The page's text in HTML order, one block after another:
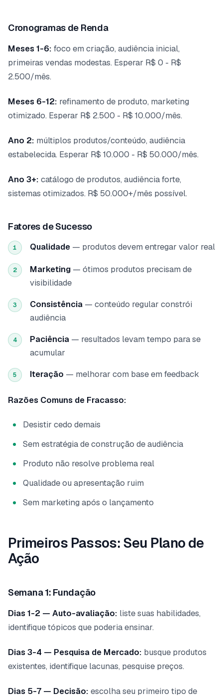
Cronogramas de Renda
Meses 1-6: foco em criação, audiência inicial,
primeiras vendas modestas. Esperar R$ 0 - R$
2.500/mês.
Meses 6-12: refinamento de produto, marketing
otimizado. Esperar R$ 2.500 - R$ 10.000/mês.
Ano 2: múltiplos produtos/conteúdo, audiência
estabelecida. Esperar R$ 10.000 - R$ 50.000/mês.
Ano 3+: catálogo de produtos, audiência forte,
sistemas otimizados. R$ 50.000+/mês possível.
Fatores de Sucesso
1 Qualidade — produtos devem entregar valor real
2 Marketing — ótimos produtos precisam de
visibilidade
3 Consistência — conteúdo regular constrói
audiência
4 Paciência — resultados levam tempo para se
acumular
5 Iteração — melhorar com base em feedback
Razões Comuns de Fracasso:
Desistir cedo demais
Sem estratégia de construção de audiência
Produto não resolve problema real
Qualidade ou apresentação ruim
Sem marketing após o lançamento
Primeiros Passos: Seu Plano de
Ação
Semana 1: Fundação
Dias 1-2 — Auto-avaliação: liste suas habilidades,
identifique tópicos que poderia ensinar.
Dias 3-4 — Pesquisa de Mercado: busque produtos
existentes, identifique lacunas, pesquise preços.
Dias 5-7 — Decisão: escolha seu primeiro tipo de